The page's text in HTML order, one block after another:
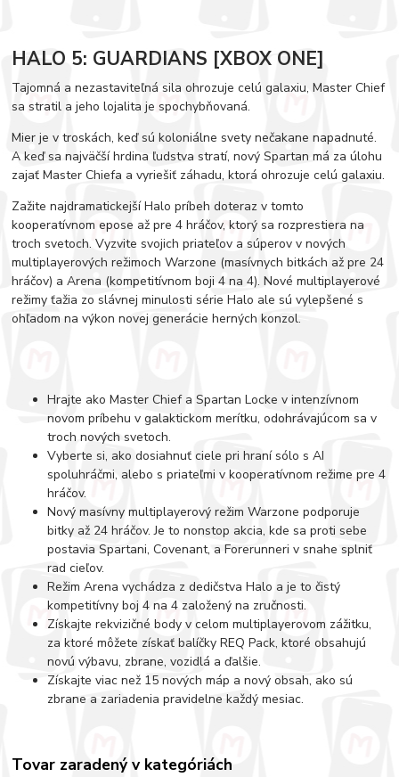
HALO 5: GUARDIANS [XBOX ONE]
Tajomná a nezastaviteľná sila ohrozuje celú galaxiu, Master Chief
sa stratil a jeho lojalita je spochybňovaná.
Mier je v troskách, keď sú koloniálne svety nečakane napadnuté.
A keď sa najväčší hrdina ľudstva stratí, nový Spartan má za úlohu
zajať Master Chiefa a vyriešiť záhadu, ktorá ohrozuje celú galaxiu.
Zažite najdramatickejší Halo príbeh doteraz v tomto
kooperatívnom epose až pre 4 hráčov, ktorý sa rozprestiera na
troch svetoch. Vyzvite svojich priateľov a súperov v nových
multiplayerových režimoch Warzone (masívnych bitkách až pre 24
hráčov) a Arena (kompetitívnom boji 4 na 4). Nové multiplayerové
režimy ťažia zo slávnej minulosti série Halo ale sú vylepšené s
ohľadom na výkon novej generácie herných konzol.
Hrajte ako Master Chief a Spartan Locke v intenzívnom
novom príbehu v galaktickom merítku, odohrávajúcom sa v
troch nových svetoch.
Vyberte si, ako dosiahnuť ciele pri hraní sólo s AI
spoluhráčmi, alebo s priateľmi v kooperatívnom režime pre 4
hráčov.
Nový masívny multiplayerový režim Warzone podporuje
bitky až 24 hráčov. Je to nonstop akcia, kde sa proti sebe
postavia Spartani, Covenant, a Forerunneri v snahe splniť
rad cieľov.
Režim Arena vychádza z dedičstva Halo a je to čistý
kompetitívny boj 4 na 4 založený na zručnosti.
Získajte rekvizičné body v celom multiplayerovom zážitku,
za ktoré môžete získať balíčky REQ Pack, ktoré obsahujú
novú výbavu, zbrane, vozidlá a ďalšie.
Získajte viac než 15 nových máp a nový obsah, ako sú
zbrane a zariadenia pravidelne každý mesiac.
Tovar zaradený v kategóriách